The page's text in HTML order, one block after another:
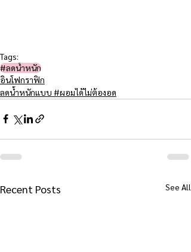
Tags:
#ลดน้ำหนัก
อินโฟกราฟิก
ลดน้ำหนักแบบ #ผอมได้ไม่ต้องอด
Recent Posts See All